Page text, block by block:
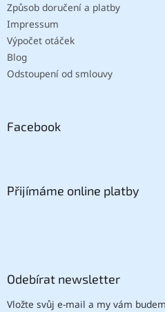
Způsob doručení a platby
Impressum
Výpočet otáček
Blog
Odstoupení od smlouvy
Facebook
Přijímáme online platby
Odebírat newsletter
Vložte svůj e-mail a my vám